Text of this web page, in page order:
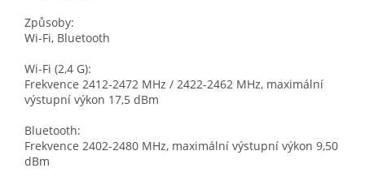
Způsoby:
Wi-Fi, Bluetooth
Wi-Fi (2,4 G):
Frekvence 2412-2472 MHz / 2422-2462 MHz, maximální
výstupní výkon 17,5 dBm
Bluetooth:
Frekvence 2402-2480 MHz, maximální výstupní výkon 9,50
dBm